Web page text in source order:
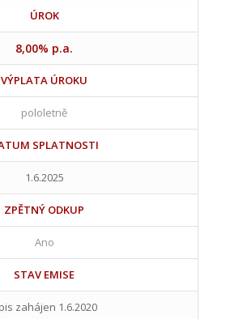
ÚROK
8,00% p.a.
VÝPLATA ÚROKU
pololetně
SPLATNOSTI
1.6.2025
ZPĚTNÝ ODKUP
Ano
STAV EMISE
zahájen 1.6.2020